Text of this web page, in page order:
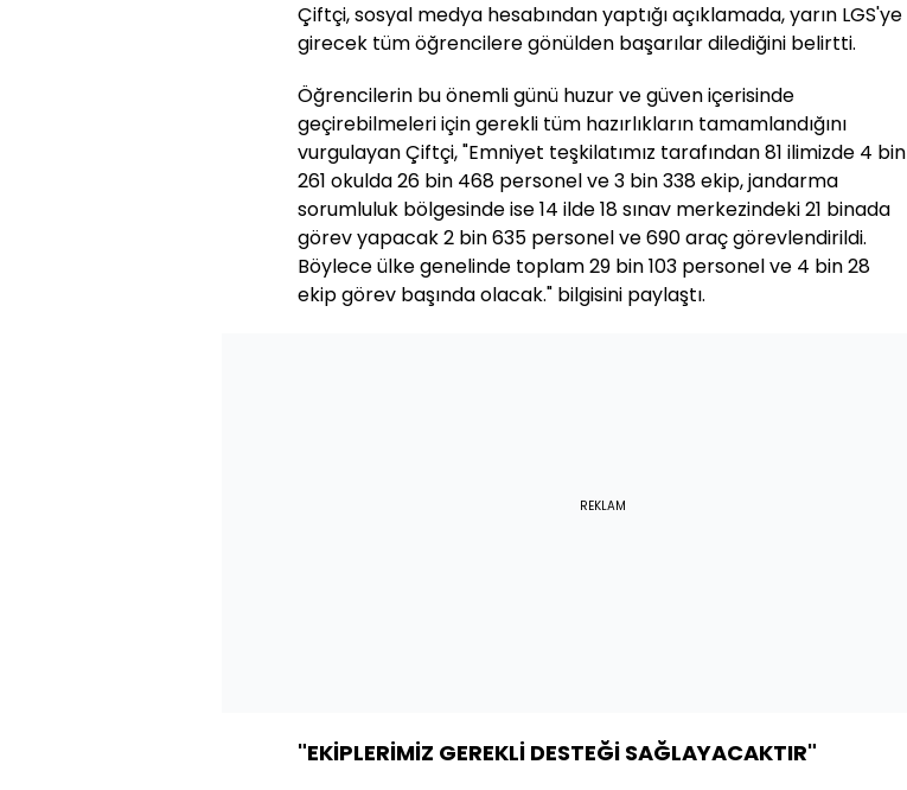
Çiftçi, sosyal medya hesabından yaptığı açıklamada, yarın LGS'ye
girecek tüm öğrencilere gönülden başarılar dilediğini belirtti.
Öğrencilerin bu önemli günü huzur ve güven içerisinde
geçirebilmeleri için gerekli tüm hazırlıkların tamamlandığını
vurgulayan Çiftçi, "Emniyet teşkilatımız tarafından 81 ilimizde 4 bin
261 okulda 26 bin 468 personel ve 3 bin 338 ekip, jandarma
sorumluluk bölgesinde ise 14 ilde 18 sınav merkezindeki 21 binada
görev yapacak 2 bin 635 personel ve 690 araç görevlendirildi.
Böylece ülke genelinde toplam 29 bin 103 personel ve 4 bin 28
ekip görev başında olacak." bilgisini paylaştı.
REKLAM
"EKİPLERİMİZ GEREKLİ DESTEĞİ SAĞLAYACAKTIR"